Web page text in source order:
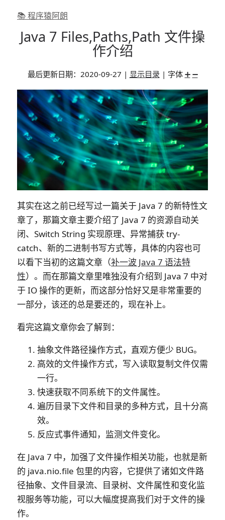
📚 程序猿阿朗
Java 7 Files,Paths,Path 文件操
作介绍
最后更新日期： 2020-09-27 | 显示目录| 字体 ➕ ➖
其实在这之前已经写过一篇关于 Java 7 的新特性文
章了，那篇文章主要介绍了 Java 7 的资源自动关
闭、Switch String 实现原理、异常捕获 try-
catch、新的二进制书写方式等，具体的内容也可
以看下当初的这篇文章（补一波 Java 7 语法特
性）。而在那篇文章里唯独没有介绍到 Java 7 中对
于 IO 操作的更新，而这部分恰好又是非常重要的
一部分，该还的总是要还的，现在补上。
看完这篇文章你会了解到：
抽象文件路径操作方式，直观方便少 BUG。
高效的文件操作方式， 写入读取复制文件仅需
一行。
快速获取不同系统下的文件属性。
遍历目录下文件和目录的多种方式，且十分高
效。
反应式事件通知，监测文件变化。
在 Java 7 中，加强了文件操作相关功能，也就是新
的 java.nio.file 包里的内容，它提供了诸如文件路
径抽象、文件目录流、目录树、文件属性和变化监
视服务等功能，可以大幅度提高我们对于文件的操
作。